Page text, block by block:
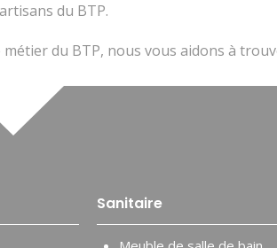
du BTP.
du BTP, nous vous aidons à
Sanitaire